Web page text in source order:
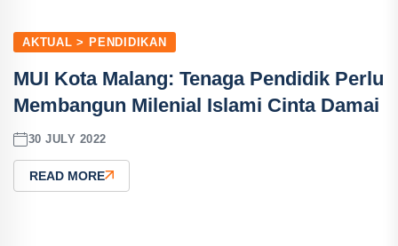
AKTUAL > PENDIDIKAN
MUI Kota Malang: Tenaga Pendidik Perlu
Membangun Milenial Islami Cinta Damai
30 JULY 2022
READ MORE